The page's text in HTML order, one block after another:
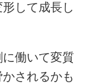
して成長し
働いて変質
されるかも